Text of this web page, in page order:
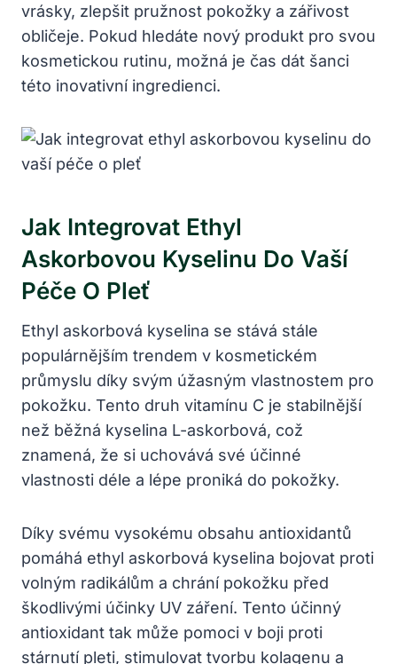
vrásky, zlepšit pružnost pokožky a zářivost
obličeje. Pokud hledáte nový produkt pro svou
kosmetickou rutinu, možná je čas dát šanci
této inovativní ingredienci.
Jak Integrovat Ethyl
Askorbovou Kyselinu Do Vaší
Péče O Pleť
Ethyl askorbová kyselina se stává stále
populárnějším trendem v kosmetickém
průmyslu díky svým úžasným vlastnostem pro
pokožku. Tento druh vitamínu C je stabilnější
než běžná kyselina L-askorbová, což
znamená, že si uchovává své účinné
vlastnosti déle a lépe proniká do pokožky.
Díky svému vysokému obsahu antioxidantů
pomáhá ethyl askorbová kyselina bojovat proti
volným radikálům a chrání pokožku před
škodlivými účinky UV záření. Tento účinný
antioxidant tak může pomoci v boji proti
stárnutí pleti, stimulovat tvorbu kolagenu a